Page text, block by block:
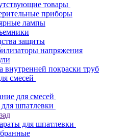
товары
приборы
лампы
защиты
напряжения
внутренней покраски труб
смесей
для смесей
шпатлевки
для шпатлевки